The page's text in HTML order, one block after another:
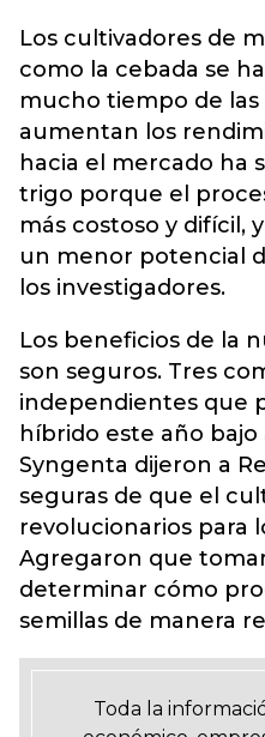
Los cultivadores de
como la cebada se
mucho tiempo de
aumentan los
hacia el mercado ha
trigo porque el
más costoso y difícil,
un menor potencial
los investigadores.
Los beneficios de la
son seguros. Tres
independientes que
híbrido este año
Syngenta dijeron a
seguras de que el
revolucionarios para
Agregaron que
determinar cómo
semillas de manera
Toda la